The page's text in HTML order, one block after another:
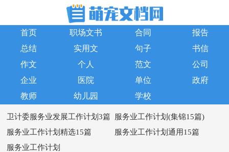
首页 职场文书 合同
报告
总结
实用文 句子
书信
作文
个人 范文
公司
企业
医院 单位
政府
教师
幼儿园 学校
卫计委服务业发展工作计划3篇
服务业工作计划(集锦15篇)
服务业工作计划精选15篇
服务业工作计划通用15篇
服务业工作计划